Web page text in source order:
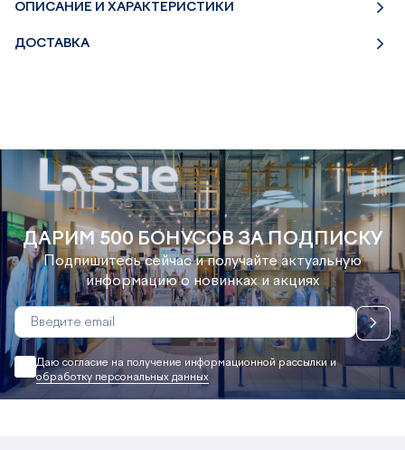
ОПИСАНИЕ И ХАРАКТЕРИСТИКИ
ДОСТАВКА
ДАРИМ 500 БОНУСОВ ЗА ПОДПИСКУ
Подпишитесь сейчас и получайте актуальную
информацию о новинках и акциях
Даю согласие на получение информационной рассылки и
обработку персональных данных